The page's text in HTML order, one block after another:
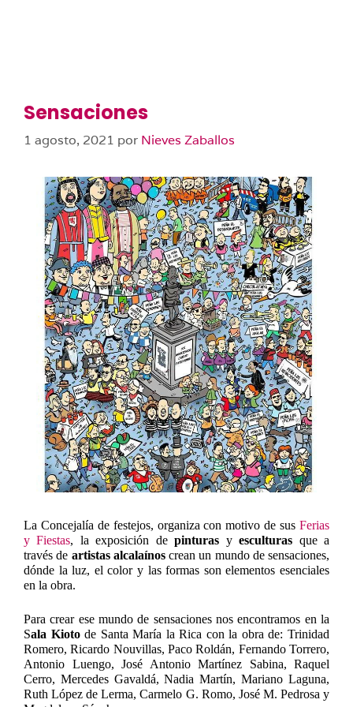
Sensaciones
1 agosto, 2021 por Nieves Zaballos
La Concejalía de festejos, organiza con motivo de sus Ferias
y Fiestas, la exposición depinturas yesculturas que a
través de artistas alcalaínoscrean un mundo de sensaciones,
dónde la luz, el color y las formas son elementos esenciales
en la obra.
Para crear ese mundo de sensaciones nos encontramos en la
Sala Kiotode Santa María la Rica con la obra de: Trinidad
Romero, Ricardo Nouvillas, Paco Roldán, Fernando Torrero,
Antonio Luengo, José Antonio Martínez Sabina, Raquel
Cerro, Mercedes Gavaldá, Nadia Martín, Mariano Laguna,
Ruth López de Lerma, Carmelo G. Romo, José M. Pedrosa y